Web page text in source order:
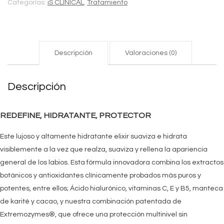
Categorías: iS CLINICAL, Tratamiento
Descripción Valoraciones (0)
Descripción
REDEFINE, HIDRATANTE, PROTECTOR
Este lujoso y altamente hidratante elixir suaviza e hidrata
visiblemente a la vez que realza, suaviza y rellena la apariencia
general de los labios. Esta fórmula innovadora combina los extractos
botánicos y antioxidantes clínicamente probados más puros y
potentes, entre ellos; Ácido hialurónico, vitaminas C, E y B5, manteca
de karité y cacao, y nuestra combinación patentada de
Extremozymes®, que ofrece una protección multinivel sin